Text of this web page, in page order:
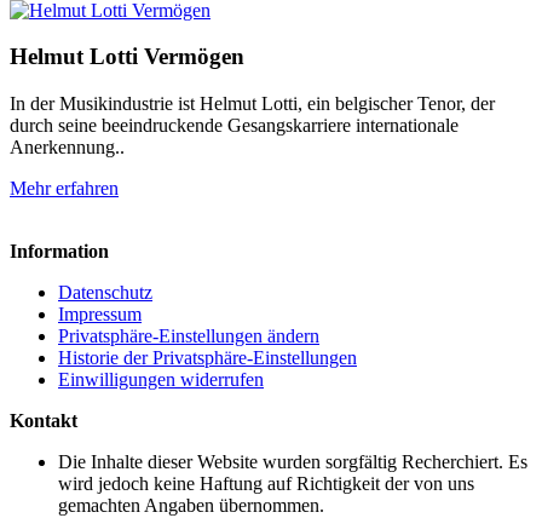
Helmut Lotti Vermögen
In der Musikindustrie ist Helmut Lotti, ein belgischer Tenor, der
durch seine beeindruckende Gesangskarriere internationale
Anerkennung..
Mehr erfahren
Information
Datenschutz
Impressum
Privatsphäre-Einstellungen ändern
Historie der Privatsphäre-Einstellungen
Einwilligungen widerrufen
Kontakt
Die Inhalte dieser Website wurden sorgfältig Recherchiert. Es
wird jedoch keine Haftung auf Richtigkeit der von uns
gemachten Angaben übernommen.